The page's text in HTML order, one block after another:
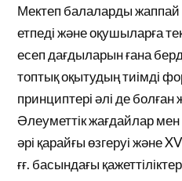
Мектеп балаларды
етпеді және оқушыларға
есеп дағдыларын ғана
топтық оқытудың тиімді
принциптері әлі де болған
Әлеуметтік жағдайлар
әрі қарайғы өзгеруі және
ғғ. басындағы